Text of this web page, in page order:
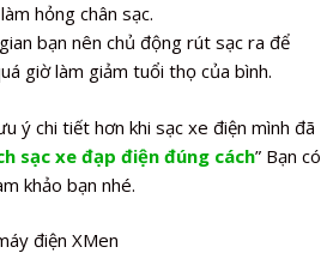
hỏng chân sạc.
bạn nên chủ động rút sạc ra để
giờ làm giảm tuổi thọ của bình.
ý chi tiết hơn khi sạc xe điện mình đã
sạc xe đạp điện đúng cách” Bạn có
khảo bạn nhé.